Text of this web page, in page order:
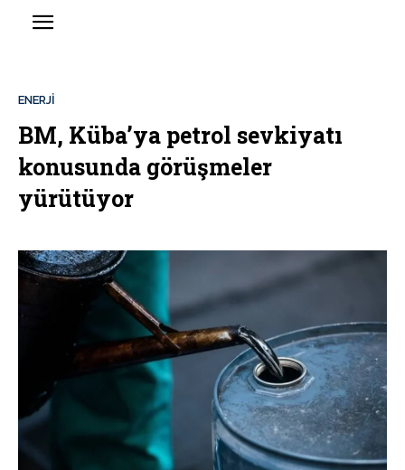
ENERJİ
BM, Küba’ya petrol sevkiyatı
konusunda görüşmeler
yürütüyor